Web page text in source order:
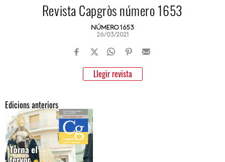
Revista Capgròs número 1653
NÚMERO 1653
26/03/2021
Llegir revista
Edicions anteriors